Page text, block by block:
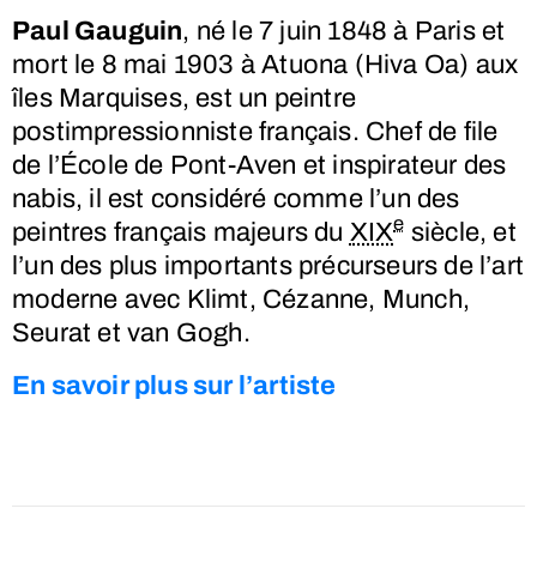
Paul Gauguin, né le7 juin 1848 à Paris et
mort le 8 mai 1903 à Atuona (Hiva Oa) aux
îles Marquises, est un peintre
postimpressionniste français. Chef de file
de l’École de Pont-Aven et inspirateur des
nabis, il est considéré comme l’un des
peintres français majeurs du XIXe siècle, et
l’un des plus importants précurseurs de l’art
moderne avec Klimt, Cézanne, Munch,
Seurat et van Gogh.
En savoir plus sur l’artiste